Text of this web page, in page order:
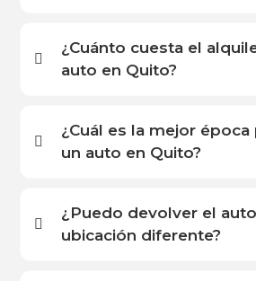
¿Cuánto cuesta el
auto en Quito?
¿Cuál es la mejor época
un auto en Quito?
¿Puedo devolver el
ubicación diferente?